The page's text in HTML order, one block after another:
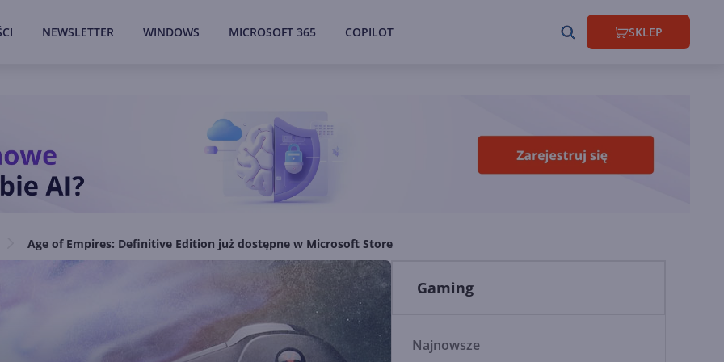
NEWSLETTER WINDOWS MICROSOFT 365 COPILOT SKLEP
Age of Empires: Definitive Edition już dostępne w Microsoft Store
Gaming
Najnowsze